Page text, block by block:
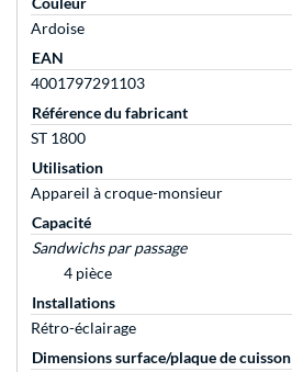
Ardoise
EAN
4001797291103
Référence du fabricant
ST 1800
Utilisation
Appareil à croque-monsieur
Capacité
Sandwichs par passage
4 pièce
Installations
Rétro-éclairage
Dimensions surface/plaque de cuisson